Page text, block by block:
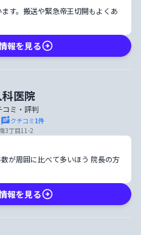
す。搬送や緊急帝王切開もよくあ
報を見る
医院
ミ・評判
クチコミ 1件
3丁目11-2
が周囲に比べて多いほう 院長の方
報を見る